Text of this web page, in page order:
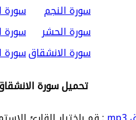
سورة النجم
سورة
سورة الحشر
سورة
سورة الانشقاقسورة
تحميل سورة